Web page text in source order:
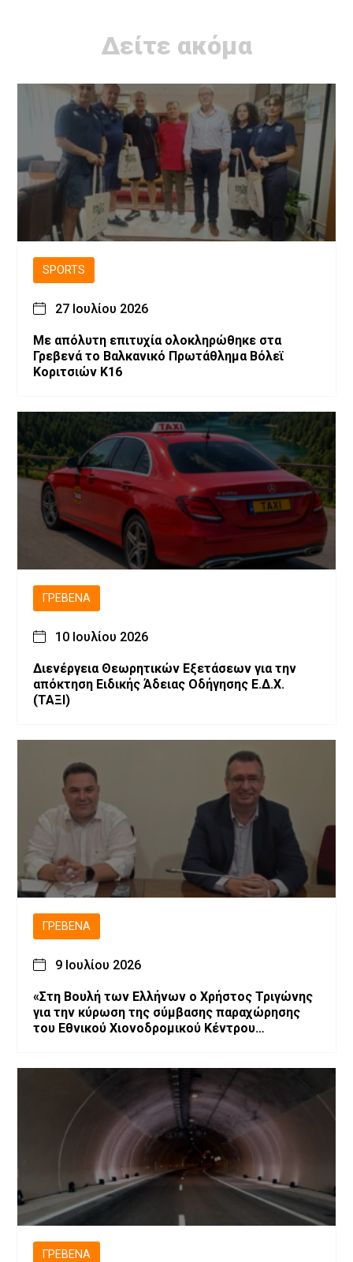
Δείτε ακόμα
SPORTS
27 Ιουλίου 2026
Με απόλυτη επιτυχία ολοκληρώθηκε στα
Γρεβενά το Βαλκανικό Πρωτάθλημα Βόλεϊ
Κοριτσιών Κ16
ΓΡΕΒΕΝΆ
10 Ιουλίου 2026
Διενέργεια Θεωρητικών Εξετάσεων για την
απόκτηση Ειδικής Άδειας Οδήγησης Ε.Δ.Χ.
(ΤΑΞΙ)
ΓΡΕΒΕΝΆ
9 Ιουλίου 2026
«Στη Βουλή των Ελλήνων ο Χρήστος Τριγώνης
για την κύρωση της σύμβασης παραχώρησης
του Εθνικού Χιονοδρομικού Κέντρου
ΓΡΕΒΕΝΆ